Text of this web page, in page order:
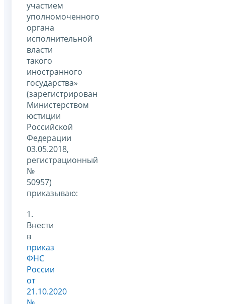
участием
уполномоченного
органа
исполнительной
власти
такого
иностранного
государства»
(зарегистрирован
Министерством
юстиции
Российской
Федерации
03.05.2018,
регистрационный
№
50957)
приказываю:
1.
Внести
в
приказ
ФНС
России
от
21.10.2020